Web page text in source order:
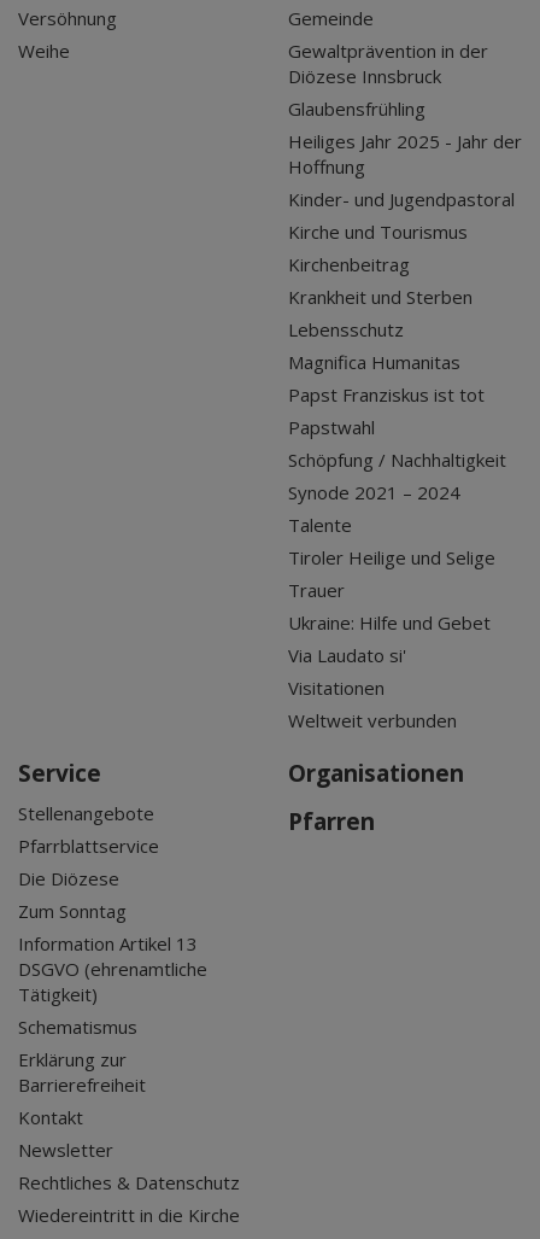
Versöhnung
Weihe
Gemeinde
Gewaltprävention in der
Diözese Innsbruck
Glaubensfrühling
Heiliges Jahr 2025 - Jahr der
Hoffnung
Kinder- und Jugendpastoral
Kirche und Tourismus
Kirchenbeitrag
Krankheit und Sterben
Lebensschutz
Magnifica Humanitas
Papst Franziskus ist tot
Papstwahl
Schöpfung / Nachhaltigkeit
Synode 2021 – 2024
Talente
Tiroler Heilige und Selige
Trauer
Ukraine: Hilfe und Gebet
Via Laudato si'
Visitationen
Weltweit verbunden
Service
Stellenangebote
Pfarrblattservice
Die Diözese
Zum Sonntag
Information Artikel 13
DSGVO (ehrenamtliche
Tätigkeit)
Schematismus
Erklärung zur
Barrierefreiheit
Kontakt
Newsletter
Rechtliches & Datenschutz
Wiedereintritt in die Kirche
Organisationen
Pfarren